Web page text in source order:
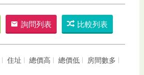
詢問列表 比較列表
住址 總價高 總價低
房間數多